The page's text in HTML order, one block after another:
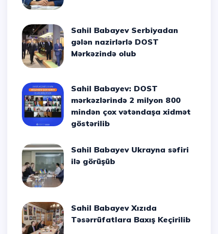
Sahil Babayev Serbiyadan
gələn nazirlərlə DOST
Mərkəzində olub
Sahil Babayev: DOST
mərkəzlərində 2 milyon 800
mindən çox vətəndaşa xidmət
göstərilib
Sahil Babayev Ukrayna səfiri
ilə görüşüb
Sahil Babayev Xızıda
Təsərrüfatlara Baxış Keçirilib